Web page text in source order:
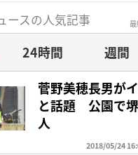
ースの人気記事
24時間 週間
菅野美穂長男が
と話題 公園で
人
2018/05/24